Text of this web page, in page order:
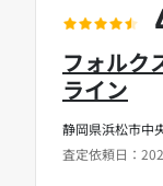
静岡県浜松市中
査定依頼日：
フォルク
ライン